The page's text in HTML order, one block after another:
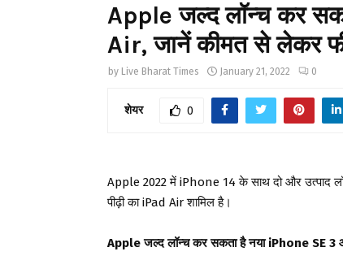
Apple जल्द लॉन्च कर
Air, जानें कीमत से लेकर
by Live Bharat Times January 21, 2022 0
शेयर 0
Apple 2022 में iPhone 14 के साथ दो और उत्पाद
पीढ़ी का iPad Air शामिल है।
Apple जल्द लॉन्च कर सकता है नया iPhone SE